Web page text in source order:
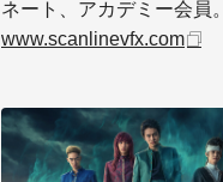
ネート、アカデミー会員。
www.scanlinevfx.com